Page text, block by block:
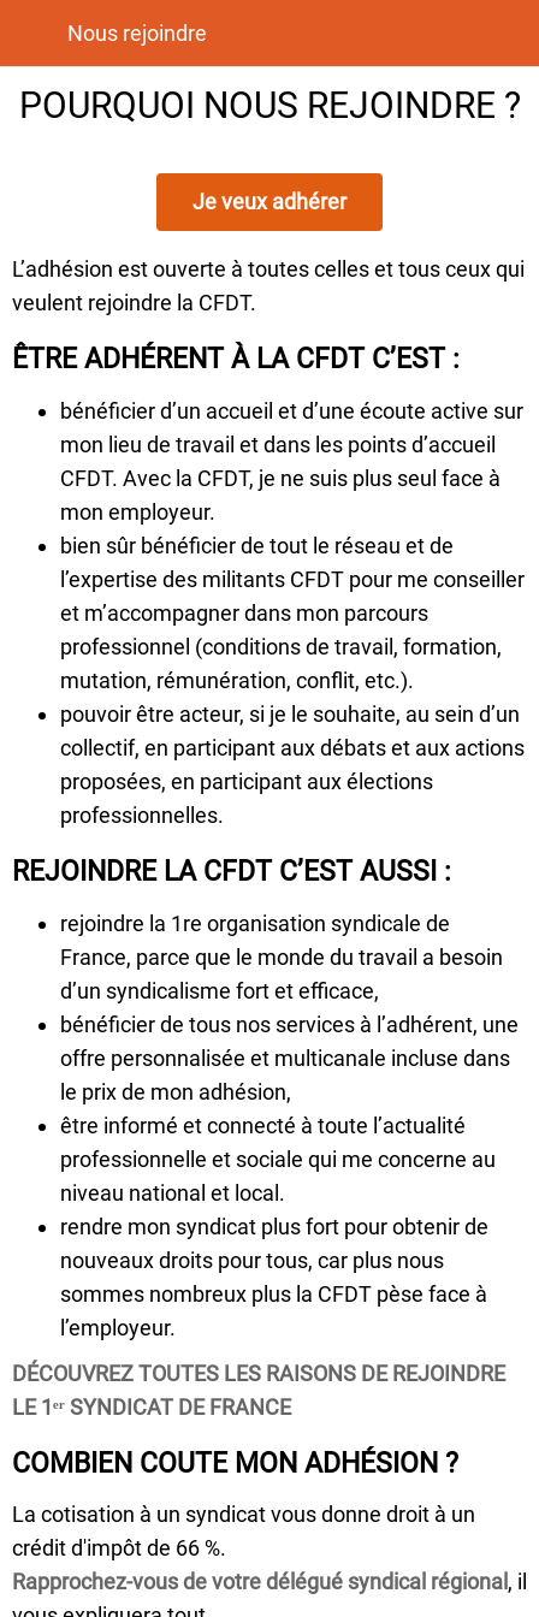
Nous rejoindre
POURQUOI NOUS REJOINDRE ?
Je veux adhérer
L’adhésion est ouverte à toutes celles et tous ceux qui
veulent rejoindre la CFDT.
ÊTRE ADHÉRENT À LA CFDT C’EST :
bénéficier d’un accueil et d’une écoute active sur
mon lieu de travail et dans les points d’accueil
CFDT. Avec la CFDT, je ne suis plus seul face à
mon employeur.
bien sûr bénéficier de tout le réseau et de
l’expertise des militants CFDT pour me conseiller
et m’accompagner dans mon parcours
professionnel (conditions de travail, formation,
mutation, rémunération, conflit, etc.).
pouvoir être acteur, si je le souhaite, au sein d’un
collectif, en participant aux débats et aux actions
proposées, en participant aux élections
professionnelles.
REJOINDRE LA CFDT C’EST AUSSI :
rejoindre la 1re organisation syndicale de
France, parce que le monde du travail a besoin
d’un syndicalisme fort et efficace,
bénéficier de tous nos services à l’adhérent, une
offre personnalisée et multicanale incluse dans
le prix de mon adhésion,
être informé et connecté à toute l’actualité
professionnelle et sociale qui me concerne au
niveau national et local.
rendre mon syndicat plus fort pour obtenir de
nouveaux droits pour tous, car plus nous
sommes nombreux plus la CFDT pèse face à
l’employeur.
DÉCOUVREZ TOUTES LES RAISONS DE REJOINDRE
LE 1ᵉʳ SYNDICAT DE FRANCE
COMBIEN COUTE MON ADHÉSION ?
La cotisation à un syndicat vous donne droit à un
crédit d'impôt de 66 %.
Rapprochez-vous de votre délégué syndical régional , il